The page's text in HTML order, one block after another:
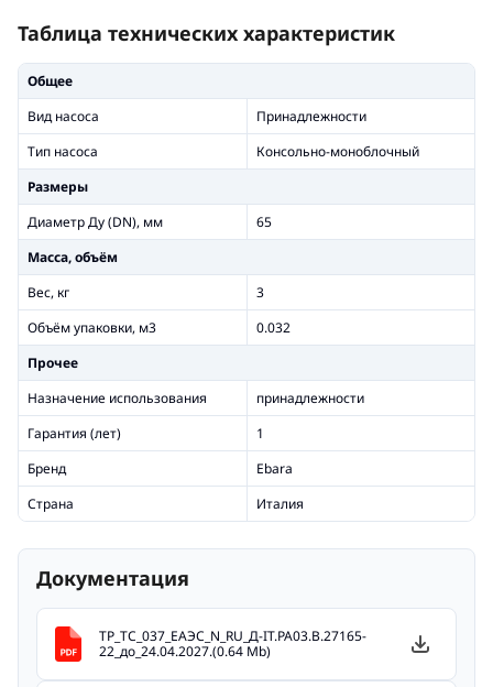
Таблица технических характеристик
Общее
Вид насоса
Принадлежности
Тип насоса
Консольно-моноблочный
Размеры
Диаметр Ду (DN), мм
65
Масса, объём
Вес, кг
3
Объём упаковки, м3
0.032
Прочее
Назначение использования
принадлежности
Гарантия (лет)
1
Бренд
Ebara
Страна
Италия
Документация
ТР_ТС_037_ЕАЭС_N_RU_Д-IT.РА03.В.27165-
22_до_24.04.2027.(0.64 Mb)